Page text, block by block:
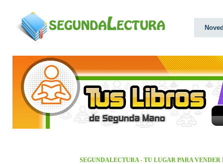
SEGUNDALECTURA - TU LUGAR PARA VENDER